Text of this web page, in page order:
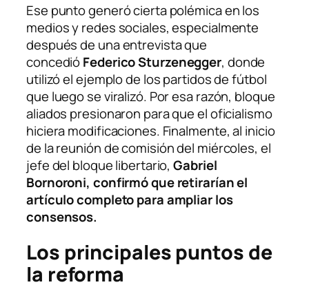
Ese punto generó cierta polémica en los
medios y redes sociales, especialmente
después de una entrevista que
concedióFederico Sturzenegger, donde
utilizó el ejemplo de los partidos de fútbol
que luego se viralizó. Por esa razón, bloque
aliados presionaron para que el oficialismo
hiciera modificaciones. Finalmente, al inicio
de la reunión de comisión del miércoles, el
jefe del bloque libertario,Gabriel
Bornoroni, confirmó que retirarían el
artículo completo para ampliar los
consensos.
Los principales puntos de
la reforma